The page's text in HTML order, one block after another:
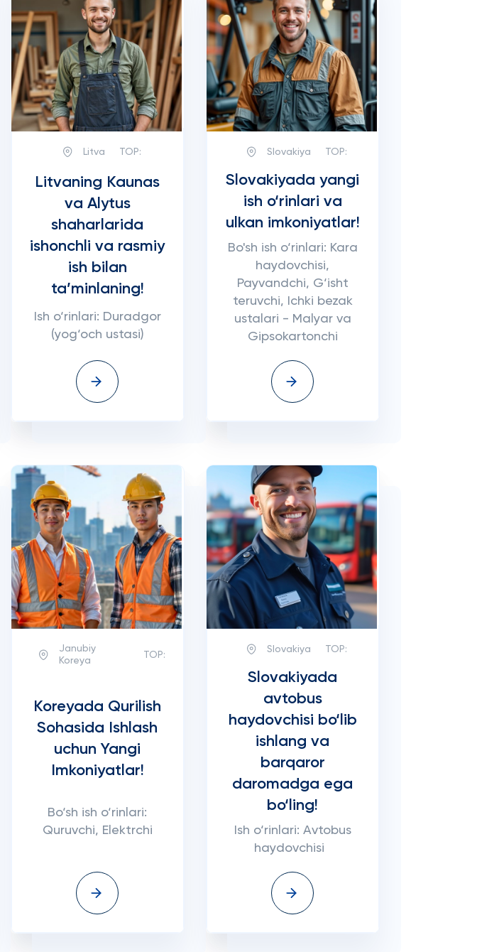
Litva TOP:
Litvaning Kaunas
va Alytus
shaharlarida
ishonchli va rasmiy
ish bilan
ta’minlaning!
Ish o‘rinlari: Duradgor
(yog‘och ustasi)
Slovakiya TOP:
Slovakiyada yangi
ish o‘rinlari va
ulkan imkoniyatlar!
Bo'sh ish o‘rinlari: Kara
haydovchisi,
Payvandchi, G‘isht
teruvchi, Ichki bezak
ustalari - Malyar va
Gipsokartonchi
Janubiy
Koreya
TOP:
Koreyada Qurilish
Sohasida Ishlash
uchun Yangi
Imkoniyatlar!
Bo‘sh ish o‘rinlari:
Quruvchi, Elektrchi
Slovakiya TOP:
Slovakiyada
avtobus
haydovchisi bo‘lib
ishlang va
barqaror
daromadga ega
bo‘ling!
Ish o‘rinlari: Avtobus
haydovchisi